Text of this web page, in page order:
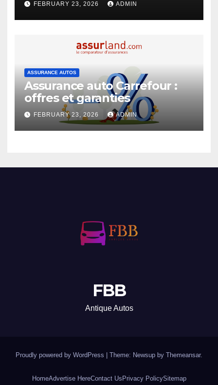
FEBRUARY 23, 2026 ADMIN
ASSURANCE AUTOS
Assurance auto Carrefour :
offres et garanties
FEBRUARY 23, 2026 ADMIN
FBB
Antique Autos
Proudly powered by WordPress Theme: Newsup by Themeansar.
HomeAdvertise HereContact Us Privacy PolicySitemap